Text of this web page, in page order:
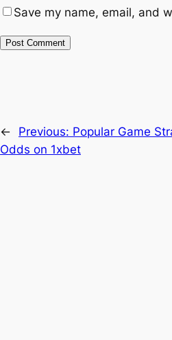
Save my name, email, and
← Previous: Popular Game
Odds on 1xbet